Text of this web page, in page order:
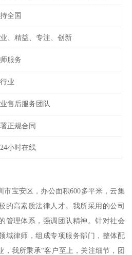
全国
、精益、专注、创新
服务
业
售后服务团队
正规合同
小时在线
市宝安区，办公面积600多平米，云集
的高素质法律人才。我所采用的公司
管理体系，强调团队精神。针对社会
域律师，组成专项服务部门，整体配
，我所秉承“客户至上，关注细节，团